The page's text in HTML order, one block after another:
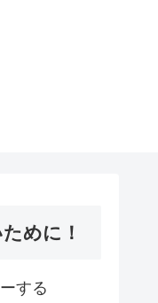
めに！
する